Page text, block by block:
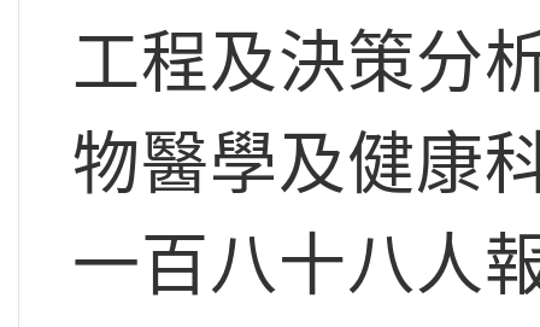
工程及決策分
物醫學及健康
一百八十八人